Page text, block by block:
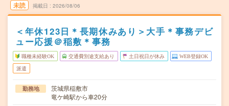
未読 掲載日 2026/08/06
＜年休123日＊長期休みあり＞大手＊事務デビ
ュー応援＠稲敷＊事務
職種未経験OK 交通費別途支給あり 土日祝日が休み WEB登録OK
派遣
勤務地
茨城県稲敷市
竜ケ崎駅から車20分